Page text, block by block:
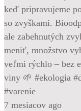
keď pripravujeme
so zvyškami.
ale zabehnutých
meniť, množstvo
veľmi rýchlo – bez
viny 🌱 #ekologia
#varenie
7 mesiacov ago